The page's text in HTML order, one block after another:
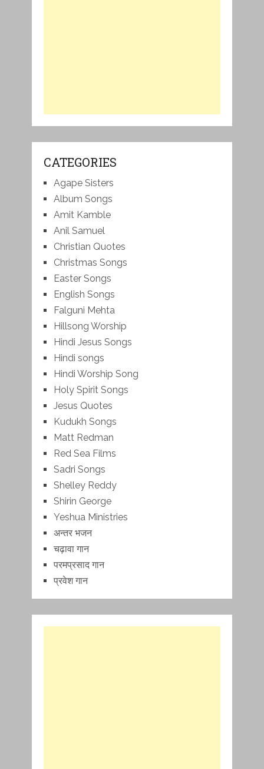
CATEGORIES
Agape Sisters
Album Songs
Amit Kamble
Anil Samuel
Christian Quotes
Christmas Songs
Easter Songs
English Songs
Falguni Mehta
Hillsong Worship
Hindi Jesus Songs
Hindi songs
Hindi Worship Song
Holy Spirit Songs
Jesus Quotes
Kudukh Songs
Matt Redman
Red Sea Films
Sadri Songs
Shelley Reddy
Shirin George
Yeshua Ministries
अन्तर भजन
चढ़ावा गान
परमप्रसाद गान
प्रवेश गान